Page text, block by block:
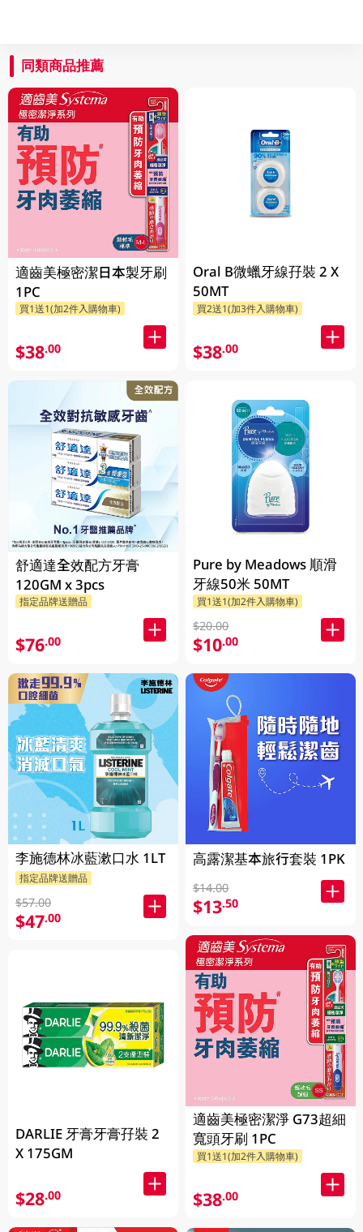
同類商品推薦
適齒美極密潔日本製牙刷
1PC
買1送1(加2件入購物車)
$38.00
舒適達全效配方牙膏
120GM x 3pcs
指定品牌送贈品
$76.00
李施德林冰藍漱口水 1LT
指定品牌送贈品
$57.00
$47.00
DARLIE 牙膏牙膏孖裝 2
X 175GM
$28.00
Oral B微蠟牙線孖裝 2 X
50MT
買2送1(加3件入購物車)
$38.00
Pure by Meadows 順滑
牙線50米 50MT
買1送1(加2件入購物車)
$20.00
$10.00
高露潔基本旅行套裝 1PK
$14.00
$13.50
適齒美極密潔淨 G73超細
寬頭牙刷 1PC
買1送1(加2件入購物車)
$38.00